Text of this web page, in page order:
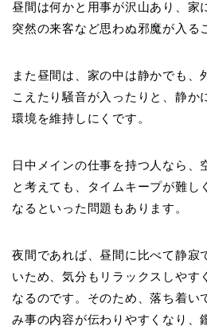
昼間は何かと用事が沢山あり、家
突然の来客など思わぬ邪魔が入る
また昼間は、家の中は静かでも、
こえたり騒音が入ったりと、静か
環境を維持しにくです。
日中メインの仕事を持つ人なら、
と考えても、タイムキープが難し
なるといった問題もあります。
夜間であれば、昼間に比べて静寂
いため、気分もリラックスしやす
なるのです。そのため、落ち着い
み事の内容が伝わりやすくなり、